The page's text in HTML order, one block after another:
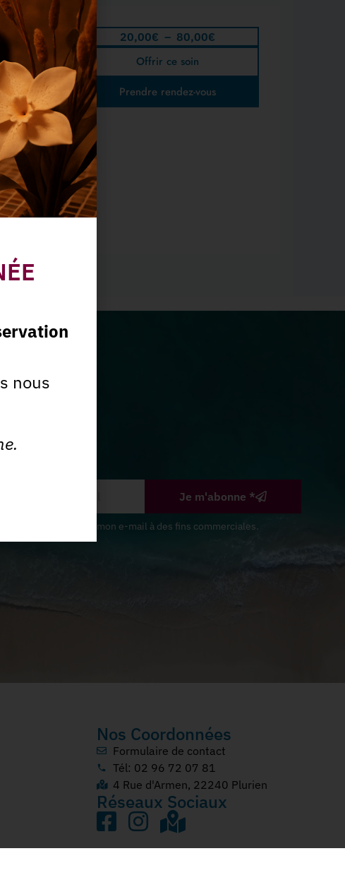
20,00€ – 80,00€
Offrir ce soin
Prendre rendez-vous
des Sables utilise mon e-mail à des fins commerciales.
Je m'abonne *
Nos Coordonnées
Formulaire de contact
Tél: 02 96 72 07 81
4 Rue d'Armen, 22240 Plurien
Réseaux Sociaux
nous